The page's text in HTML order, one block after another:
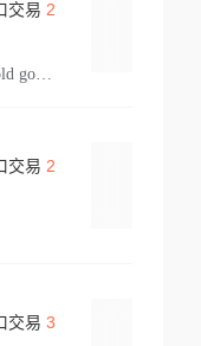
交易 2
personal effect,used household goods
交易 2
交易 3